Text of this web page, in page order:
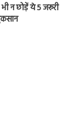
न छोड़ें ये 5 जरूरी